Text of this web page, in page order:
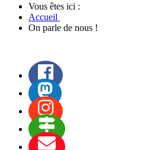
Vous êtes ici :
Accueil
On parle de nous !